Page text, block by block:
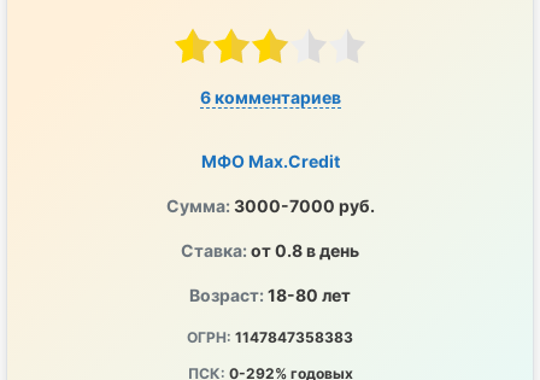
6 комментариев
МФО Max.Credit
Сумма: 3000-7000 руб.
Ставка: от 0.8 в день
Возраст: 18-80 лет
ОГРН: 1147847358383
ПСК: 0-292% годовых